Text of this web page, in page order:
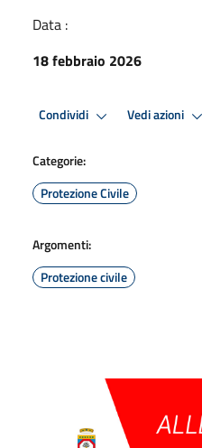
Data :
18 febbraio 2026
Condividi Vedi azioni
Categorie:
Protezione Civile
Argomenti:
Protezione civile